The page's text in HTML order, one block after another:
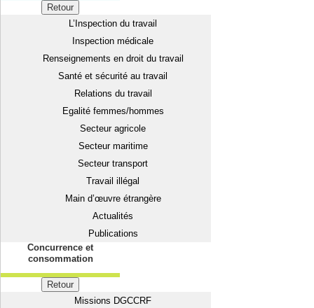
Retour
L’Inspection du travail
Inspection médicale
Renseignements en droit du travail
Santé et sécurité au travail
Relations du travail
Egalité femmes/hommes
Secteur agricole
Secteur maritime
Secteur transport
Travail illégal
Main d’œuvre étrangère
Actualités
Publications
Concurrence et
consommation
Retour
Missions DGCCRF